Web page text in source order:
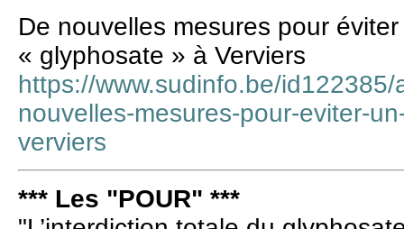
De nouvelles mesures pour
« glyphosate » à Verviers
https://www.sudinfo.be/
nouvelles-mesures-pour-eviter-
verviers
*** Les "POUR" ***